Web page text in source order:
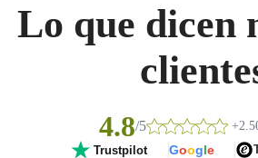
Lo que dicen
4.8/5
Trustpilot Google